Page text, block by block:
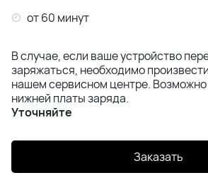
Samsung S26 Ultra(S948)
Samsung Z Flip 5 (F731)
Samsung Z Flip 6 (F741)
Samsung Z Flip 7 (F766)
от 60 минут
В случае, если ваше устройство
заряжаться, необходимо
нашем сервисном центре. Возможно
нижней платы заряда.
Уточняйте
Заказать